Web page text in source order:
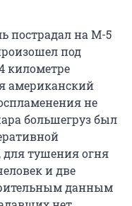
пострадал на М-5
под
километре
американский
не
большегруз был
тушения огня
и две
данным